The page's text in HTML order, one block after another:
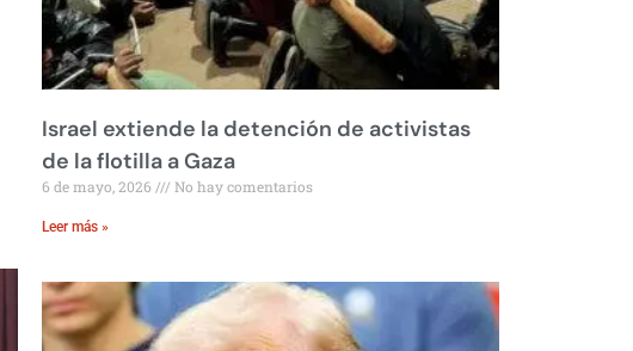
Israel extiende la detención de activistas
de la flotilla a Gaza
6 de mayo, 2026 No hay comentarios
Leer más »